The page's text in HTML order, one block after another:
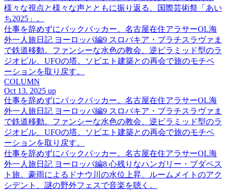
様々な視点と様々な声とともに振り返る、国際芸術祭「あい
ち2025」。
仕事を辞めずにバックパッカー。名古屋在住アラサーOL海
外一人旅日記 ヨーロッパ編9 スロバキア・ブラチスラヴァま
で鉄道移動。ファンシーな水色の教会、逆ピラミッド型のラ
ジオビル、UFOの塔。ソビエト建築との再会で旅のモチベ
ーションを取り戻す。
COLUMN
Oct 13. 2025 up
仕事を辞めずにバックパッカー。名古屋在住アラサーOL海
外一人旅日記 ヨーロッパ編9 スロバキア・ブラチスラヴァま
で鉄道移動。ファンシーな水色の教会、逆ピラミッド型のラ
ジオビル、UFOの塔。ソビエト建築との再会で旅のモチベ
ーションを取り戻す。
仕事を辞めずにバックパッカー。名古屋在住アラサーOL海
外一人旅日記 ヨーロッパ編8 心残りなハンガリー・ブダペス
ト旅。豪雨によるドナウ川の水位上昇、ルームメイトのアク
シデント、謎の野外フェスで音楽を聴く。